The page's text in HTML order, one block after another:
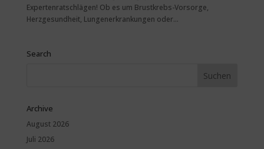
Expertenratschlägen! Ob es um Brustkrebs-Vorsorge,
Herzgesundheit, Lungenerkrankungen oder...
Search
Archive
August 2026
Juli 2026